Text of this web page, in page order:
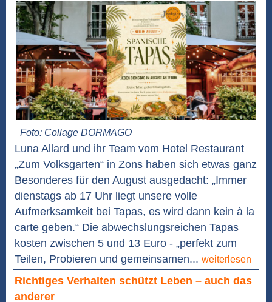
Foto: Collage DORMAGO
Luna Allard und ihr Team vom Hotel Restaurant
„Zum Volksgarten“ in Zons haben sich etwas ganz
Besonderes für den August ausgedacht: „Immer
dienstags ab 17 Uhr liegt unsere volle
Aufmerksamkeit bei Tapas, es wird dann kein à la
carte geben.“ Die abwechslungsreichen Tapas
kosten zwischen 5 und 13 Euro - „perfekt zum
Teilen, Probieren und gemeinsamen... weiterlesen
Richtiges Verhalten schützt Leben – auch das
anderer